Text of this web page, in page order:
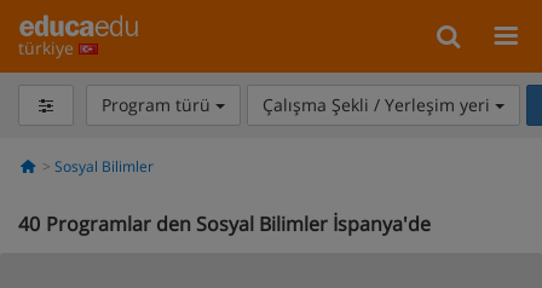
türkiye
Program türü Çalışma Şekli / Yerleşim yeri
Sosyal Bilimler
40 Programlar den Sosyal Bilimler İspanya'de